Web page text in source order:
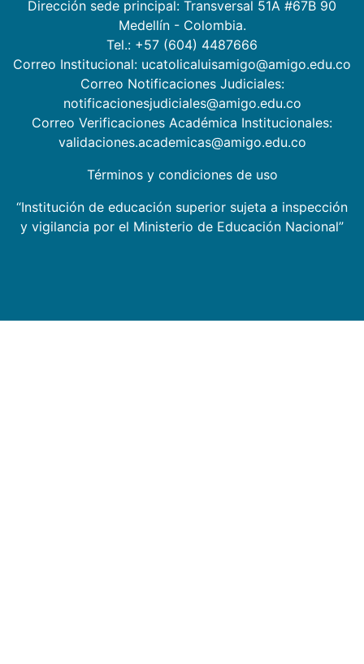
Dirección sede principal: Transversal 51A #67B 90
Medellín - Colombia.
Tel.: +57 (604) 4487666
Correo Institucional: ucatolicaluisamigo@amigo.edu.co
Correo Notificaciones Judiciales:
notificacionesjudiciales@amigo.edu.co
Correo Verificaciones Académica Institucionales:
validaciones.academicas@amigo.edu.co
Términos y condiciones de uso
“Institución de educación superior sujeta a inspección
y vigilancia por el Ministerio de Educación Nacional”